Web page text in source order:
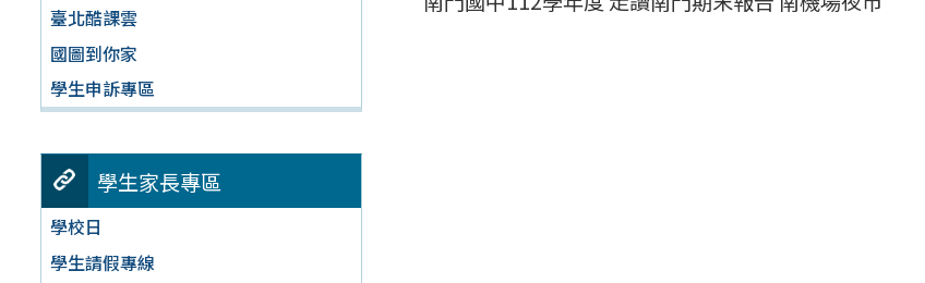
臺北酷課雲
國圖到你家
學生申訴專區
學生家長專區
學校日
學生請假專線